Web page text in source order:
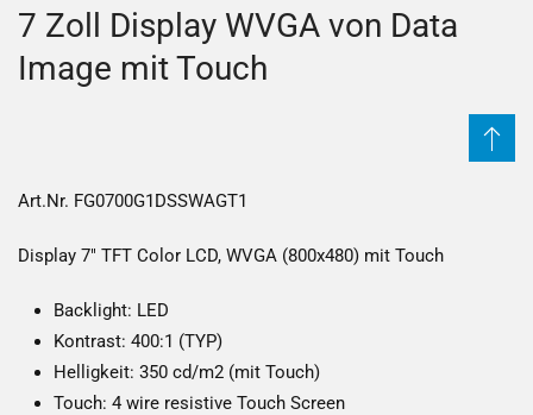
7 Zoll Display WVGA von Data
Image mit Touch
Art.Nr. FG0700G1DSSWAGT1
Display 7" TFT Color LCD, WVGA (800x480) mit Touch
Backlight: LED
Kontrast: 400:1 (TYP)
Helligkeit: 350 cd/m2 (mit Touch)
Touch: 4 wire resistive Touch Screen